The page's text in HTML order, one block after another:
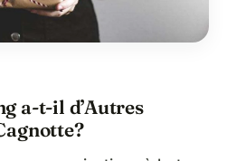
a-t-il d’Autres